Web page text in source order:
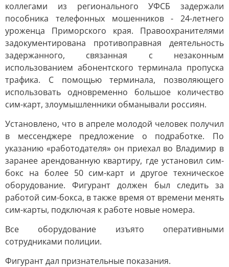
коллегами из регионального УФСБ задержали
пособника телефонных мошенников - 24-летнего
уроженца Приморского края. Правоохранителями
задокументирована противоправная деятельность
задержанного, связанная с незаконным
использованием абонентского терминала пропуска
трафика. С помощью терминала, позволяющего
использовать одновременно большое количество
сим-карт, злоумышленники обманывали россиян.
Установлено, что в апреле молодой человек получил
в мессенджере предложение о подработке. По
указанию «работодателя» он приехал во Владимир в
заранее арендованную квартиру, где установил сим-
бокс на более 50 сим-карт и другое техническое
оборудование. Фигурант должен был следить за
работой сим-бокса, в также время от времени менять
сим-карты, подключая к работе новые номера.
Все оборудование изъято оперативными
сотрудниками полиции.
Фигурант дал признательные показания.